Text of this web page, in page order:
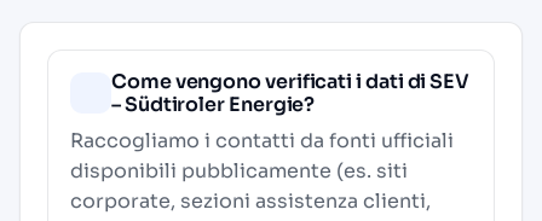
Come vengono verificati i dati di SEV
– Südtiroler Energie?
Raccogliamo i contatti da fonti ufficiali
disponibili pubblicamente (es. siti
corporate, sezioni assistenza clienti,